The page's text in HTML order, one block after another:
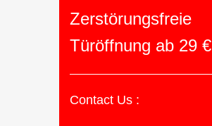
Zerstörungsfreie
Türöffnung ab 29 €
Contact Us :